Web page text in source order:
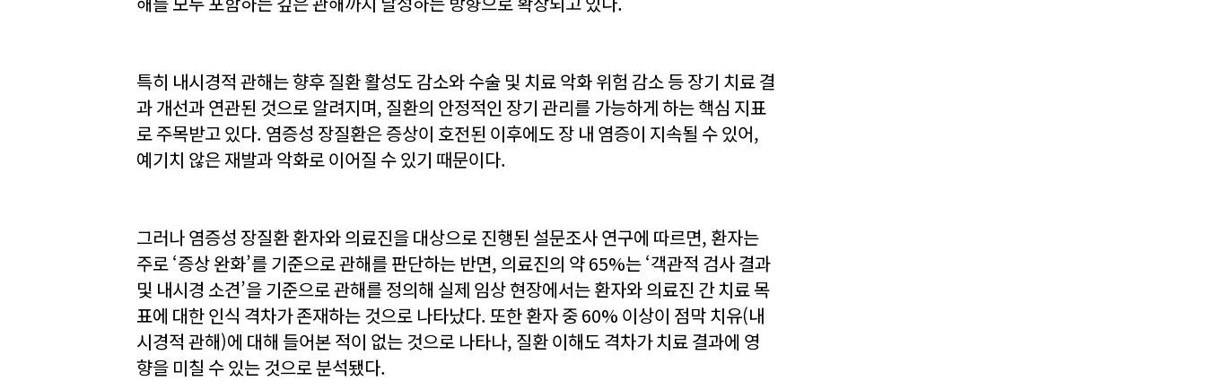
특히 내시경적 관해는 향후 질환 활성도 감소와 수술 및 치료 악화 위험 감소 등 장기 치료 결
과 개선과 연관된 것으로 알려지며, 질환의 안정적인 장기 관리를 가능하게 하는 핵심 지표
로 주목받고 있다. 염증성 장질환은 증상이 호전된 이후에도 장 내 염증이 지속될 수 있어,
예기치 않은 재발과 악화로 이어질 수 있기 때문이다.
그러나 염증성 장질환 환자와 의료진을 대상으로 진행된 설문조사 연구에 따르면, 환자는
주로 ‘증상 완화’를 기준으로 관해를 판단하는 반면, 의료진의 약 65%는 ‘객관적 검사 결과
및 내시경 소견’을 기준으로 관해를 정의해 실제 임상 현장에서는 환자와 의료진 간 치료 목
표에 대한 인식 격차가 존재하는 것으로 나타났다. 또한 환자 중 60% 이상이 점막 치유(내
시경적 관해)에 대해 들어본 적이 없는 것으로 나타나, 질환 이해도 격차가 치료 결과에 영
향을 미칠 수 있는 것으로 분석됐다.